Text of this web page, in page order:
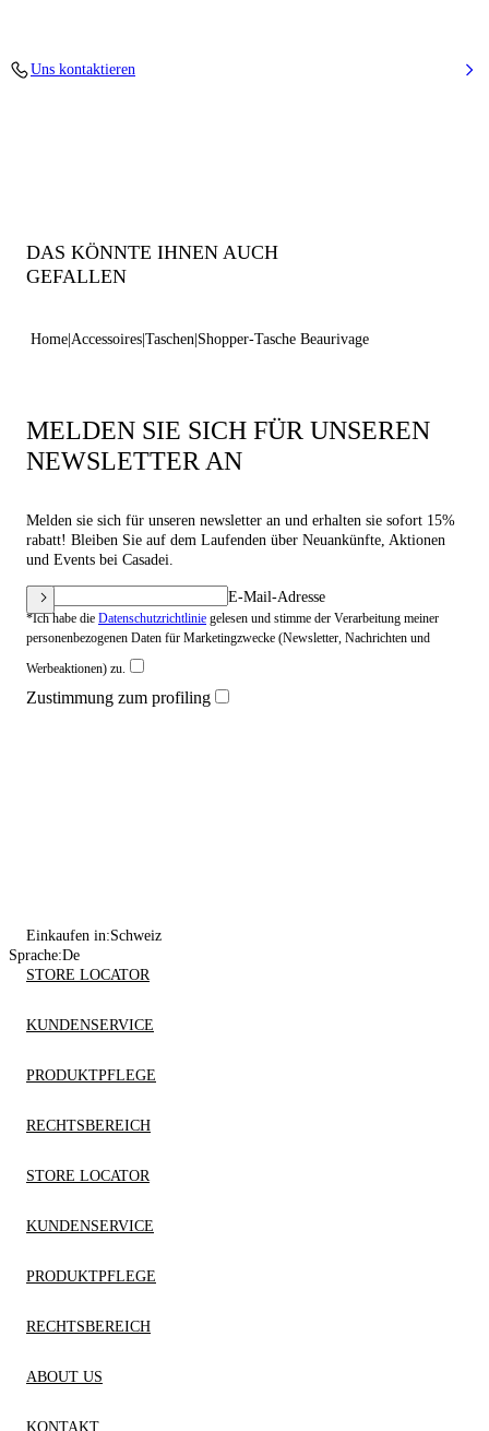
Uns kontaktieren
DAS KÖNNTE IHNEN AUCH
GEFALLEN
Home Accessoires Taschen Shopper-Tasche Beaurivage
MELDEN SIE SICH FÜR UNSEREN
NEWSLETTER AN
Melden sie sich für unseren newsletter an und erhalten sie sofort 15%
rabatt! Bleiben Sie auf dem Laufenden über Neuankünfte, Aktionen
und Events bei Casadei.
E-Mail-Adresse
*Ich habe die Datenschutzrichtlinie gelesen und stimme der Verarbeitung meiner
personenbezogenen Daten für Marketingzwecke (Newsletter, Nachrichten und
Werbeaktionen) zu.
Zustimmung zum profiling
Einkaufen in:Schweiz
Sprache:De
STORE LOCATOR
KUNDENSERVICE
PRODUKTPFLEGE
RECHTSBEREICH
STORE LOCATOR
KUNDENSERVICE
PRODUKTPFLEGE
RECHTSBEREICH
ABOUT US
KONTAKT